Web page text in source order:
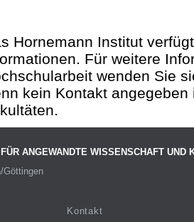
Hornemann Institut
Für weitere
wenden Sie
kein Kontakt
ANGEWANDTE WISSENSCHAFT UND
Göttingen
Kontakt